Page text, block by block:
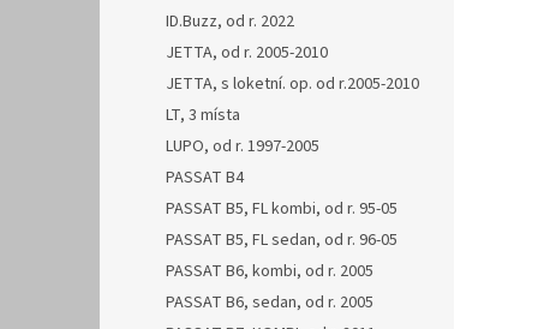
ID.Buzz, od r. 2022
JETTA, od r. 2005-2010
JETTA, s loketní. op. od r.2005-2010
LT, 3 místa
LUPO, od r. 1997-2005
PASSAT B4
PASSAT B5, FL kombi, od r. 95-05
PASSAT B5, FL sedan, od r. 96-05
PASSAT B6, kombi, od r. 2005
PASSAT B6, sedan, od r. 2005